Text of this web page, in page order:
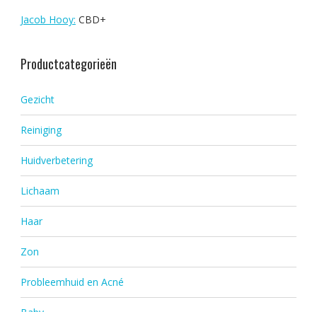
Jacob Hooy: CBD+
Productcategorieën
Gezicht
Reiniging
Huidverbetering
Lichaam
Haar
Zon
Probleemhuid en Acné